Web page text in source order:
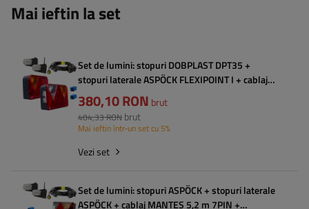
Mai ieftin la set
Set de lumini: stopuri DOBPLAST DPT35 +
stopuri laterale ASPÖCK FLEXIPOINT I + cablaj
MANTES 5,2 m cu 7 pini
380,10 RON brut
404,33 RON brut
Mai ieftin într-un set cu 5%
Vezi set
Set de lumini: stopuri ASPÖCK + stopuri laterale
ASPÖCK + cablaj MANTES 5,2 m 7PIN +